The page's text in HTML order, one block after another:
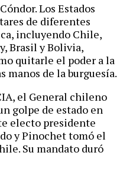
Los Estados
de diferentes
incluyendo Chile,
Brasil y Bolivia,
quitarle el poder a la
manos de la burguesía.
el General chileno
golpe de estado en
electo presidente
y Pinochet tomó el
Su mandato duró